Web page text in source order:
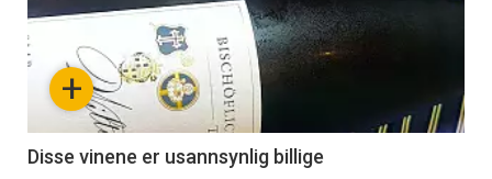
akkurat
nå
3
+
Disse vinene er usannsynlig billige